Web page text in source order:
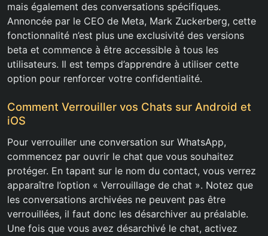
mais également des conversations spécifiques.
Annoncée par le CEO de Meta, Mark Zuckerberg, cette
fonctionnalité n’est plus une exclusivité des versions
beta et commence à être accessible à tous les
utilisateurs. Il est temps d’apprendre à utiliser cette
option pour renforcer votre confidentialité.
Comment Verrouiller vos Chats sur Android et
iOS
Pour verrouiller une conversation sur WhatsApp,
commencez par ouvrir le chat que vous souhaitez
protéger. En tapant sur le nom du contact, vous verrez
apparaître l’option « Verrouillage de chat ». Notez que
les conversations archivées ne peuvent pas être
verrouillées, il faut donc les désarchiver au préalable.
Une fois que vous avez désarchivé le chat, activez